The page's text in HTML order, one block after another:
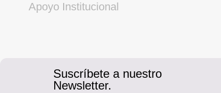
Apoyo Institucional
Suscríbete a nuestro
Newsletter.